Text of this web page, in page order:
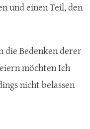
und einen Teil, den
die Bedenken derer
möchten Ich
nicht belassen